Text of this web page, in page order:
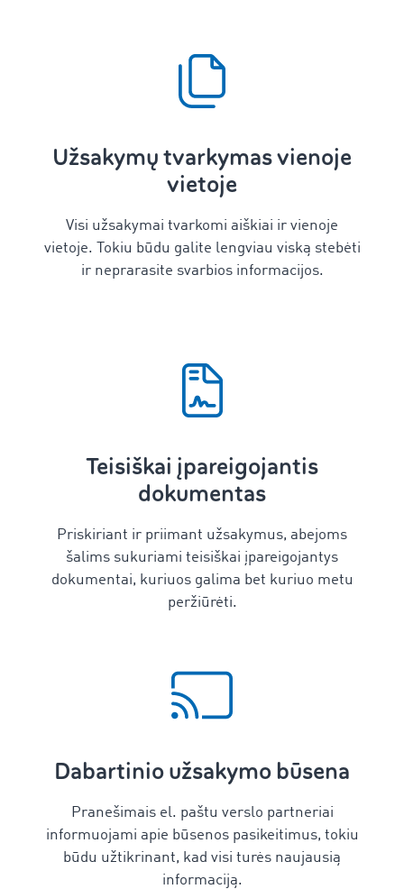
Užsakymų tvarkymas vienoje
vietoje
Visi užsakymai tvarkomi aiškiai ir vienoje
vietoje. Tokiu būdu galite lengviau viską stebėti
ir neprarasite svarbios informacijos.
Teisiškai įpareigojantis
dokumentas
Priskiriant ir priimant užsakymus, abejoms
šalims sukuriami teisiškai įpareigojantys
dokumentai, kuriuos galima bet kuriuo metu
peržiūrėti.
Dabartinio užsakymo būsena
Pranešimais el. paštu verslo partneriai
informuojami apie būsenos pasikeitimus, tokiu
būdu užtikrinant, kad visi turės naujausią
informaciją.